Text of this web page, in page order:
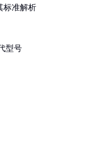
标准解析
型号